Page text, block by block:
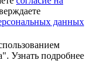
данных
Узнать подробнее